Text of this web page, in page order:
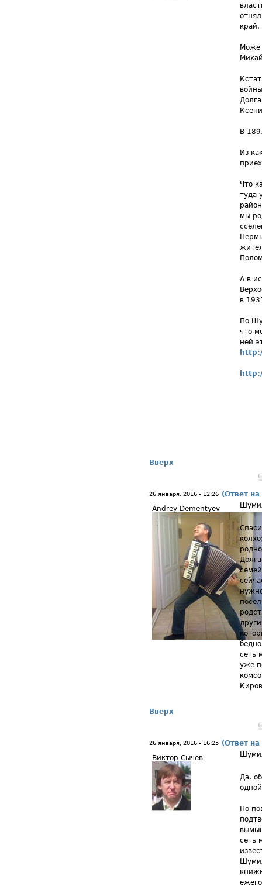
край.
В
Из
Что
туда
мы
А в
в
По
что
ней
Вверх
26 января, 2016 - 12:26 (Ответ
Andrey Dementyev
сеть
уже
Вверх
26 января, 2016 - 16:25 (Ответ
Виктор Сычев
Да,
По
сеть